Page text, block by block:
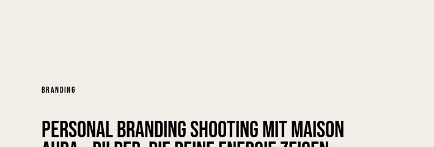
BRANDING
Personal Branding Shooting mit Maison